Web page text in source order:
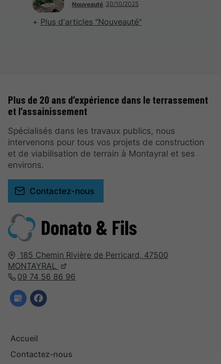
Nouveauté 30/10/2025
Plus d'articles "Nouveauté"
185 Chemin Rivière de Perricard, 47500
MONTAYRAL
09 74 56 86 96
Accueil
Contactez-nous
Plus de 20 ans d’expérience dans le terrassement
et l’assainissement
Spécialisés dans les travaux publics, nous
intervenons pour tous vos projets de construction
et de viabilisation de terrain à Montayral et ses
environs.
Contactez-nous